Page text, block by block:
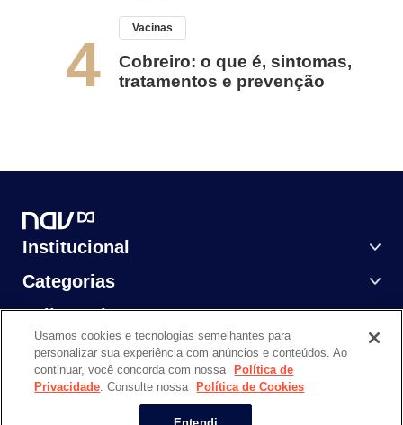
4
Vacinas
Cobreiro: o que é, sintomas,
tratamentos e prevenção
Institucional
Categorias
Saiba Mais
NAV DASA @ 2024. Todos os direitos reservados.
Usamos cookies e tecnologias semelhantes para
personalizar sua experiência com anúncios e conteúdos. Ao
continuar, você concorda com nossa
Política de
Privacidade. Consulte nossa Política de Cookies